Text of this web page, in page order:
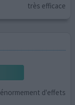
très efficace
énormement d'effets